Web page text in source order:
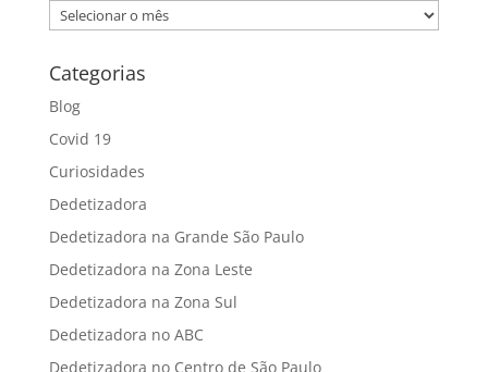
Arquivos
Categorias
Blog
Covid 19
Curiosidades
Dedetizadora
Dedetizadora na Grande São Paulo
Dedetizadora na Zona Leste
Dedetizadora na Zona Sul
Dedetizadora no ABC
Dedetizadora no Centro de São Paulo